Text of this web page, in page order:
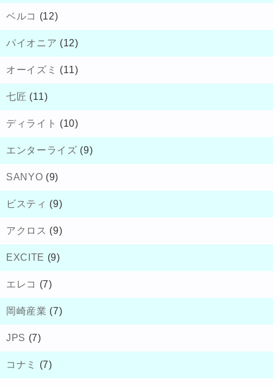
ベルコ (12)
パイオニア (12)
オーイズミ (11)
七匠 (11)
ディライト (10)
エンターライズ (9)
SANYO (9)
ビスティ (9)
アクロス (9)
EXCITE (9)
エレコ (7)
岡崎産業 (7)
JPS (7)
コナミ (7)